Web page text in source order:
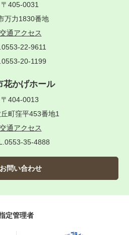
405-0031
万力1830番地
交通アクセス
22-9611
20-1199
花かげホール
404-0013
町窪平453番地1
交通アクセス
35-4888
お問い合わせ
定管理者